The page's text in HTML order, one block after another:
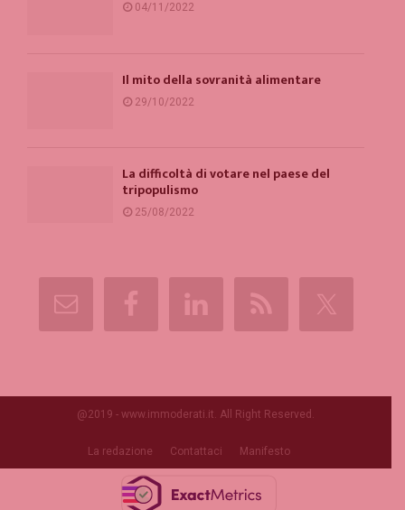
04/11/2022
Il mito della sovranità alimentare
29/10/2022
La difficoltà di votare nel paese del
tripopulismo
25/08/2022
@2019 - www.immoderati.it. All Right Reserved.
La redazione Contattaci Manifesto